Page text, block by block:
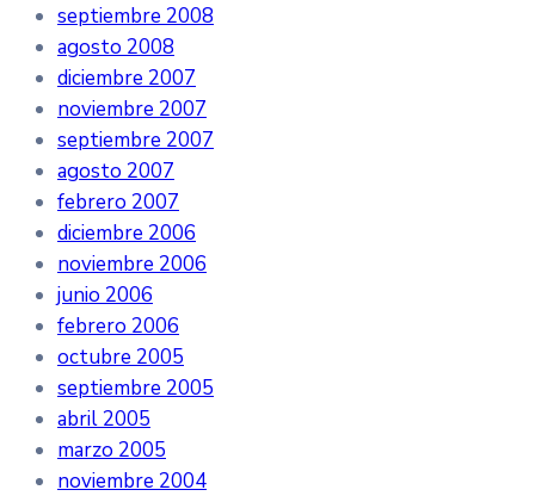
septiembre 2008
agosto 2008
diciembre 2007
noviembre 2007
septiembre 2007
agosto 2007
febrero 2007
diciembre 2006
noviembre 2006
junio 2006
febrero 2006
octubre 2005
septiembre 2005
abril 2005
marzo 2005
noviembre 2004